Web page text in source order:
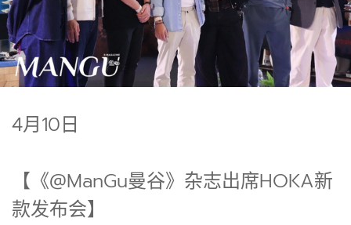
4月10日
【《@ManGu曼谷》杂志出席HOKA新
款发布会】